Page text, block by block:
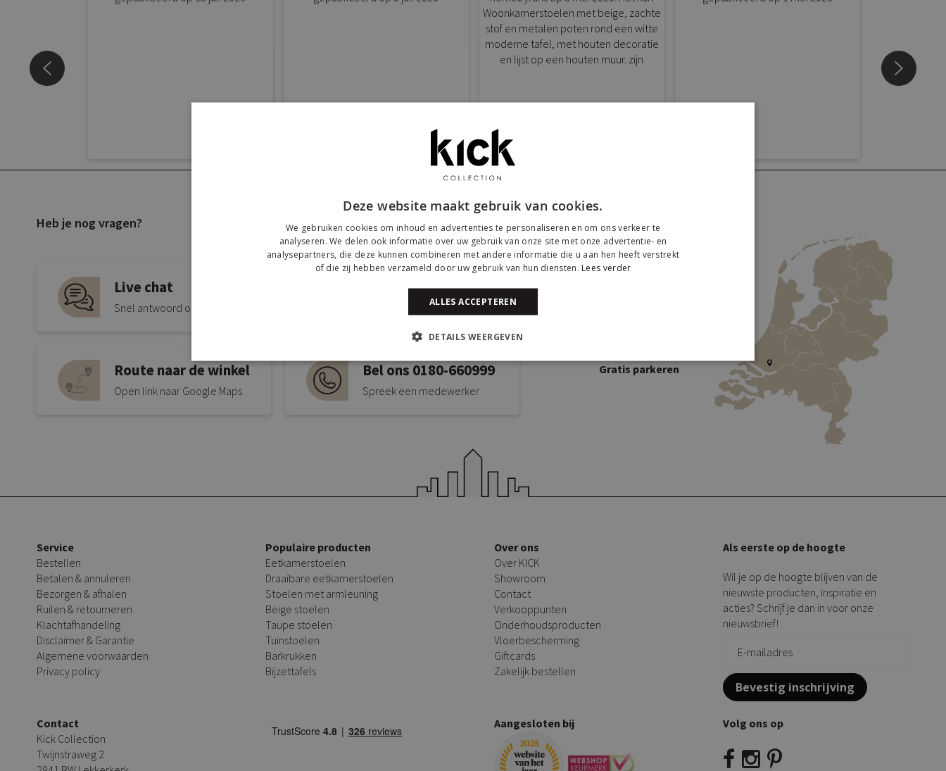
Heb je nog vragen?
Live chat
Snel antwoord op je vraag
Mail ons via
info@kickcollection.nl
Route naar de winkel
Open link naar Google Maps
Bel ons 0180-660999
Spreek een medewerker
Gratis parkeren
Service
Bestellen
Betalen & annuleren
Bezorgen & afhalen
Ruilen & retourneren
Klachtafhandeling
Disclaimer & Garantie
Algemene voorwaarden
Privacy policy
Populaire producten
Eetkamerstoelen
Draaibare eetkamerstoelen
Stoelen met armleuning
Beige stoelen
Taupe stoelen
Tuinstoelen
Barkrukken
Bijzettafels
Over ons
Over KICK
Showroom
Contact
Verkooppunten
Onderhoudsproducten
Vloerbescherming
Giftcards
Zakelijk bestellen
Als eerste op de hoogte
Wil je op de hoogte blijven van de
nieuwste producten, inspiratie en
acties? Schrijf je dan in voor onze
nieuwsbrief!
Bevestig inschrijving
Contact
Kick Collection
Twijnstraweg 2
Aangesloten bij Volg ons op
Deze website maakt gebruik van cookies.
We gebruiken cookies om inhoud en advertenties te personaliseren en om ons verkeer te
analyseren. We delen ook informatie over uw gebruik van onze site met onze advertentie- en
analysepartners, die deze kunnen combineren met andere informatie die u aan hen heeft verstrekt
of die zij hebben verzameld door uw gebruik van hun diensten. Lees verder
ALLES ACCEPTEREN
DETAILS WEERGEVEN